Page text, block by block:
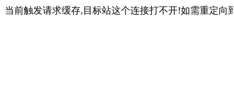
当前触发请求缓存,目标站这个连接打不开!如需重定